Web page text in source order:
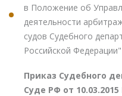
в Положение об
деятельности
судов Судебного
Российской Федерации"
Приказ Судебного
Суде РФ от 10.03.2015